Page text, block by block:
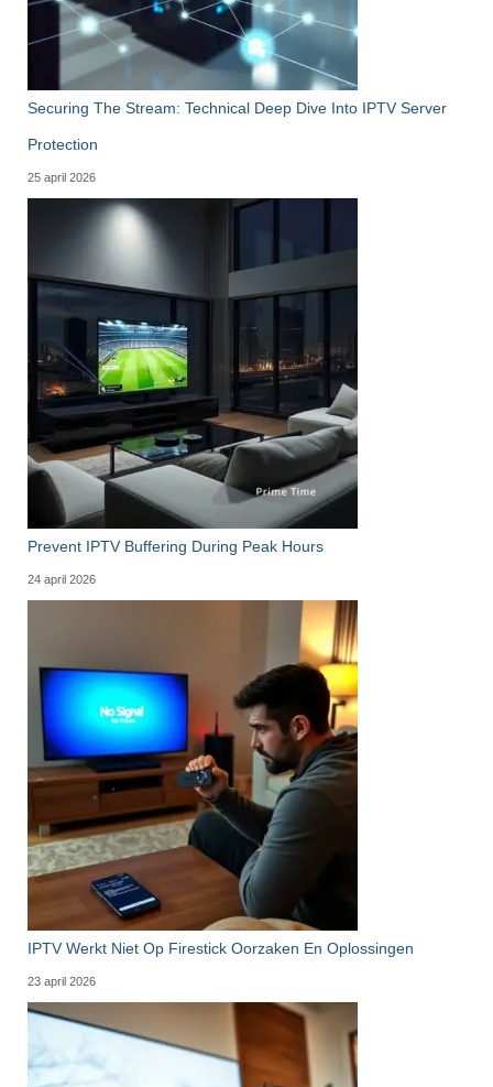
Securing The Stream: Technical Deep Dive Into IPTV Server
Protection
25 april 2026
Prevent IPTV Buffering During Peak Hours
24 april 2026
IPTV Werkt Niet Op Firestick Oorzaken En Oplossingen
23 april 2026